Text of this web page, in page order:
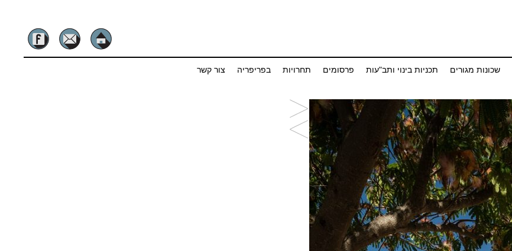
שכונות מגורים תכניות בינוי ותב"עות פרסומים תחרויות בפריפריה צור קשר